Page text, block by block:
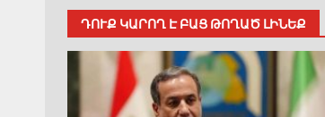
ԴՈՒՔ ԿԱՐՈՂ Է ԲԱՑ ԹՈՂԱԾ ԼԻՆԵՔ